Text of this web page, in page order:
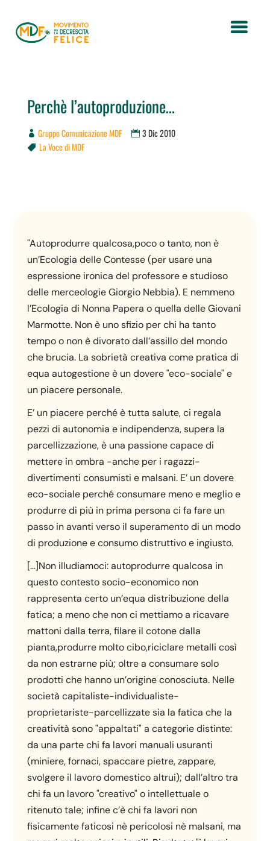
Perchè l’autoproduzione…
Gruppo Comunicazione MDF 3 Dic 2010
 La Voce di MDF
"Autoprodurre qualcosa,poco o tanto, non è
un’Ecologia delle Contesse (per usare una
espressione ironica del professore e studioso
delle merceologie Giorgio Nebbia). E nemmeno
l’Ecologia di Nonna Papera o quella delle Giovani
Marmotte. Non è uno sfizio per chi ha tanto
tempo o non è divorato dall’assillo del mondo
che brucia. La sobrietà creativa come pratica di
equa autogestione è un dovere "eco-sociale" e
un piacere personale.
E’ un piacere perché è tutta salute, ci regala
pezzi di autonomia e indipendenza, supera la
parcellizzazione, è una passione capace di
mettere in ombra -anche per i ragazzi-
divertimenti consumisti e malsani. E’ un dovere
eco-sociale perché consumare meno e meglio e
produrre di più in prima persona ci fa fare un
passo in avanti verso il superamento di un modo
di produzione e consumo distruttivo e ingiusto.
[…]Non illudiamoci: autoprodurre qualcosa in
questo contesto socio-economico non
rappresenta certo un’equa distribuzione della
fatica; a meno che non ci mettiamo a ricavare
mattoni dalla terra, filare il cotone dalla
pianta,produrre molto cibo,riciclare metalli così
da non estrarne più; oltre a consumare solo
prodotti che hanno un’origine conosciuta. Nelle
società capitaliste-individualiste-
proprietariste-parcellizzate sia la fatica che la
creatività sono "appaltati" a categorie distinte:
da una parte chi fa lavori manuali usuranti
(miniere, fornaci, spaccare pietre, zappare,
svolgere il lavoro domestico altrui); dall’altro tra
chi fa un lavoro "creativo" o intellettuale o
ritenuto tale; infine c’è chi fa lavori non
fisicamente faticosi nè pericolosi nè malsani, ma